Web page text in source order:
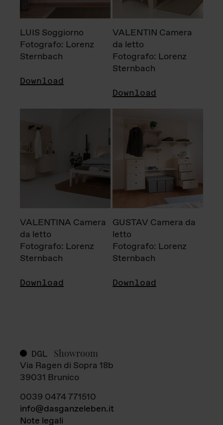
LUIS Soggiorno
Fotografo: Lorenz
Sternbach
Download
VALENTIN Camera
da letto
Fotografo: Lorenz
Sternbach
Download
VALENTINA Camera
da letto
Fotografo: Lorenz
Sternbach
Download
GUSTAV Camera da
letto
Fotografo: Lorenz
Sternbach
Download
DGL Showroom
Via Ragen di Sopra 18b
39031 Brunico
0039 0474 771510
info@dasganzeleben.it
Note legali